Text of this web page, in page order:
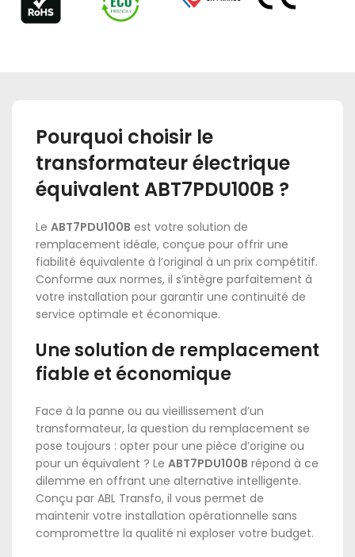
Pourquoi choisir le
transformateur électrique
équivalent ABT7PDU100B ?
Le ABT7PDU100B est votre solution de
remplacement idéale, conçue pour offrir une
fiabilité équivalente à l’original à un prix compétitif.
Conforme aux normes, il s’intègre parfaitement à
votre installation pour garantir une continuité de
service optimale et économique.
Une solution de remplacement
fiable et économique
Face à la panne ou au vieillissement d’un
transformateur, la question du remplacement se
pose toujours : opter pour une pièce d’origine ou
pour un équivalent ? Le ABT7PDU100B répond à ce
dilemme en offrant une alternative intelligente.
Conçu par ABL Transfo, il vous permet de
maintenir votre installation opérationnelle sans
compromettre la qualité ni exploser votre budget.